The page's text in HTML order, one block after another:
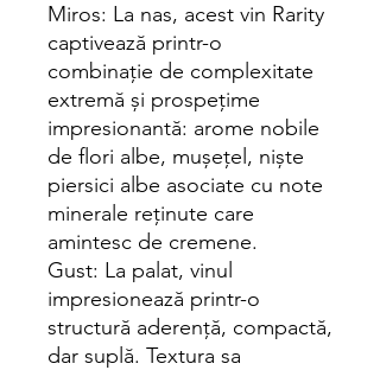
Miros: La nas, acest vin Rarity
captivează printr-o
combinație de complexitate
extremă și prospețime
impresionantă: arome nobile
de flori albe, mușețel, niște
piersici albe asociate cu note
minerale reținute care
amintesc de cremene.
Gust: La palat, vinul
impresionează printr-o
structură aderență, compactă,
dar suplă. Textura sa